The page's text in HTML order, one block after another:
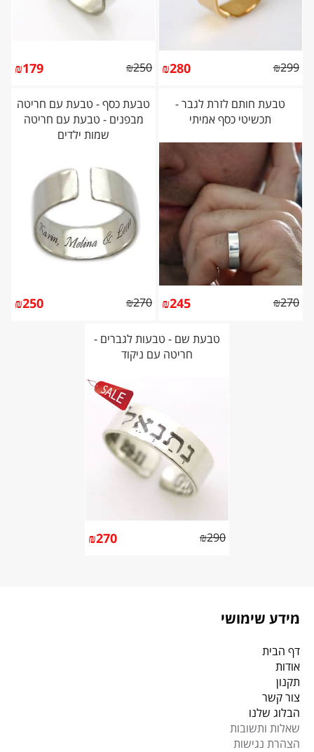
₪299
₪280
₪250
₪179
טבעת חותם לזרת לגבר -
תכשיטי כסף אמיתי
₪270
₪245
טבעת כסף - טבעת עם חריטה
מבפנים - טבעת עם חריטה
שמות ילדים
₪270
₪250
טבעת שם - טבעות לגברים -
חריטה עם ניקוד
₪290
₪270
מידע שימושי
דף הבית
אודות
תקנון
צור קשר
הבלוג שלנו
שאלות ותשובות
הצהרת נגישות